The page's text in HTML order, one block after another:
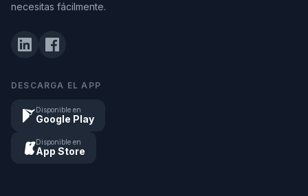
necesitas fácilmente.
DESCARGA EL APP
Disponible en
Google Play
Disponible en
App Store